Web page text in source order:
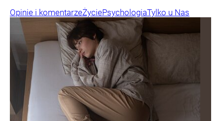
Opinie i komentarzeŻyciePsychologiaTylko u Nas